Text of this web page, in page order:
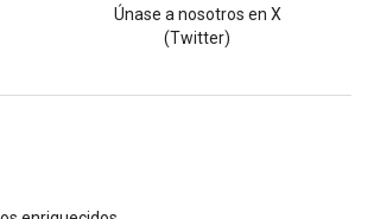
Únase a nosotros en X
(Twitter)